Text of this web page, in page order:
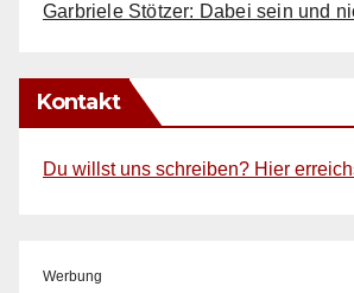
Garbriele Stötzer: Dabei sein und
Kontakt
Du willst uns schreiben? Hier
Werbung